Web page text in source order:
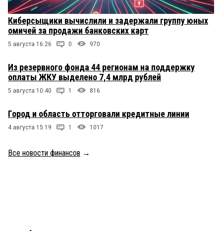
Киберсыщики вычислили и задержали группу юных
омичей за продажи банковских карт
5 августа 16:26 0 970
Из резервного фонда 44 регионам на поддержку
оплаты ЖКУ выделено 7,4 млрд рублей
5 августа 10:40 1 816
Город и область отторговали кредитные линии
4 августа 15:19 1 1017
Все новости финансов →